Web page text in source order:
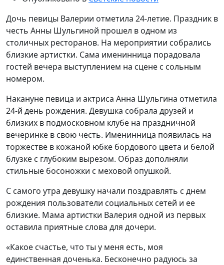
Дочь певицы Валерии отметила 24-летие. Праздник в
честь Анны Шульгиной прошел в одном из
столичных ресторанов. На мероприятии собрались
близкие артистки. Сама именинница порадовала
гостей вечера выступлением на сцене с сольным
номером.
Накануне певица и актриса Анна Шульгина отметила
24-й день рождения. Девушка собрала друзей и
близких в подмосковном клубе на праздничной
вечеринке в свою честь. Именинница появилась на
торжестве в кожаной юбке бордового цвета и белой
блузке с глубоким вырезом. Образ дополняли
стильные босоножки с меховой опушкой.
С самого утра девушку начали поздравлять с днем
рождения пользователи социальных сетей и ее
близкие. Мама артистки Валерия одной из первых
оставила приятные слова для дочери.
«Какое счастье, что ты у меня есть, моя
единственная доченька. Бесконечно радуюсь за